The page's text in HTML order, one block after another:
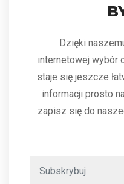
Dzięki
internetowej wybór
staje się jeszcze
informacji prosto
zapisz się do